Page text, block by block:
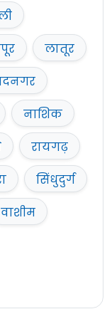
लातूर
नाशिक
रायगढ़
सिंधुदुर्ग
वाशीम